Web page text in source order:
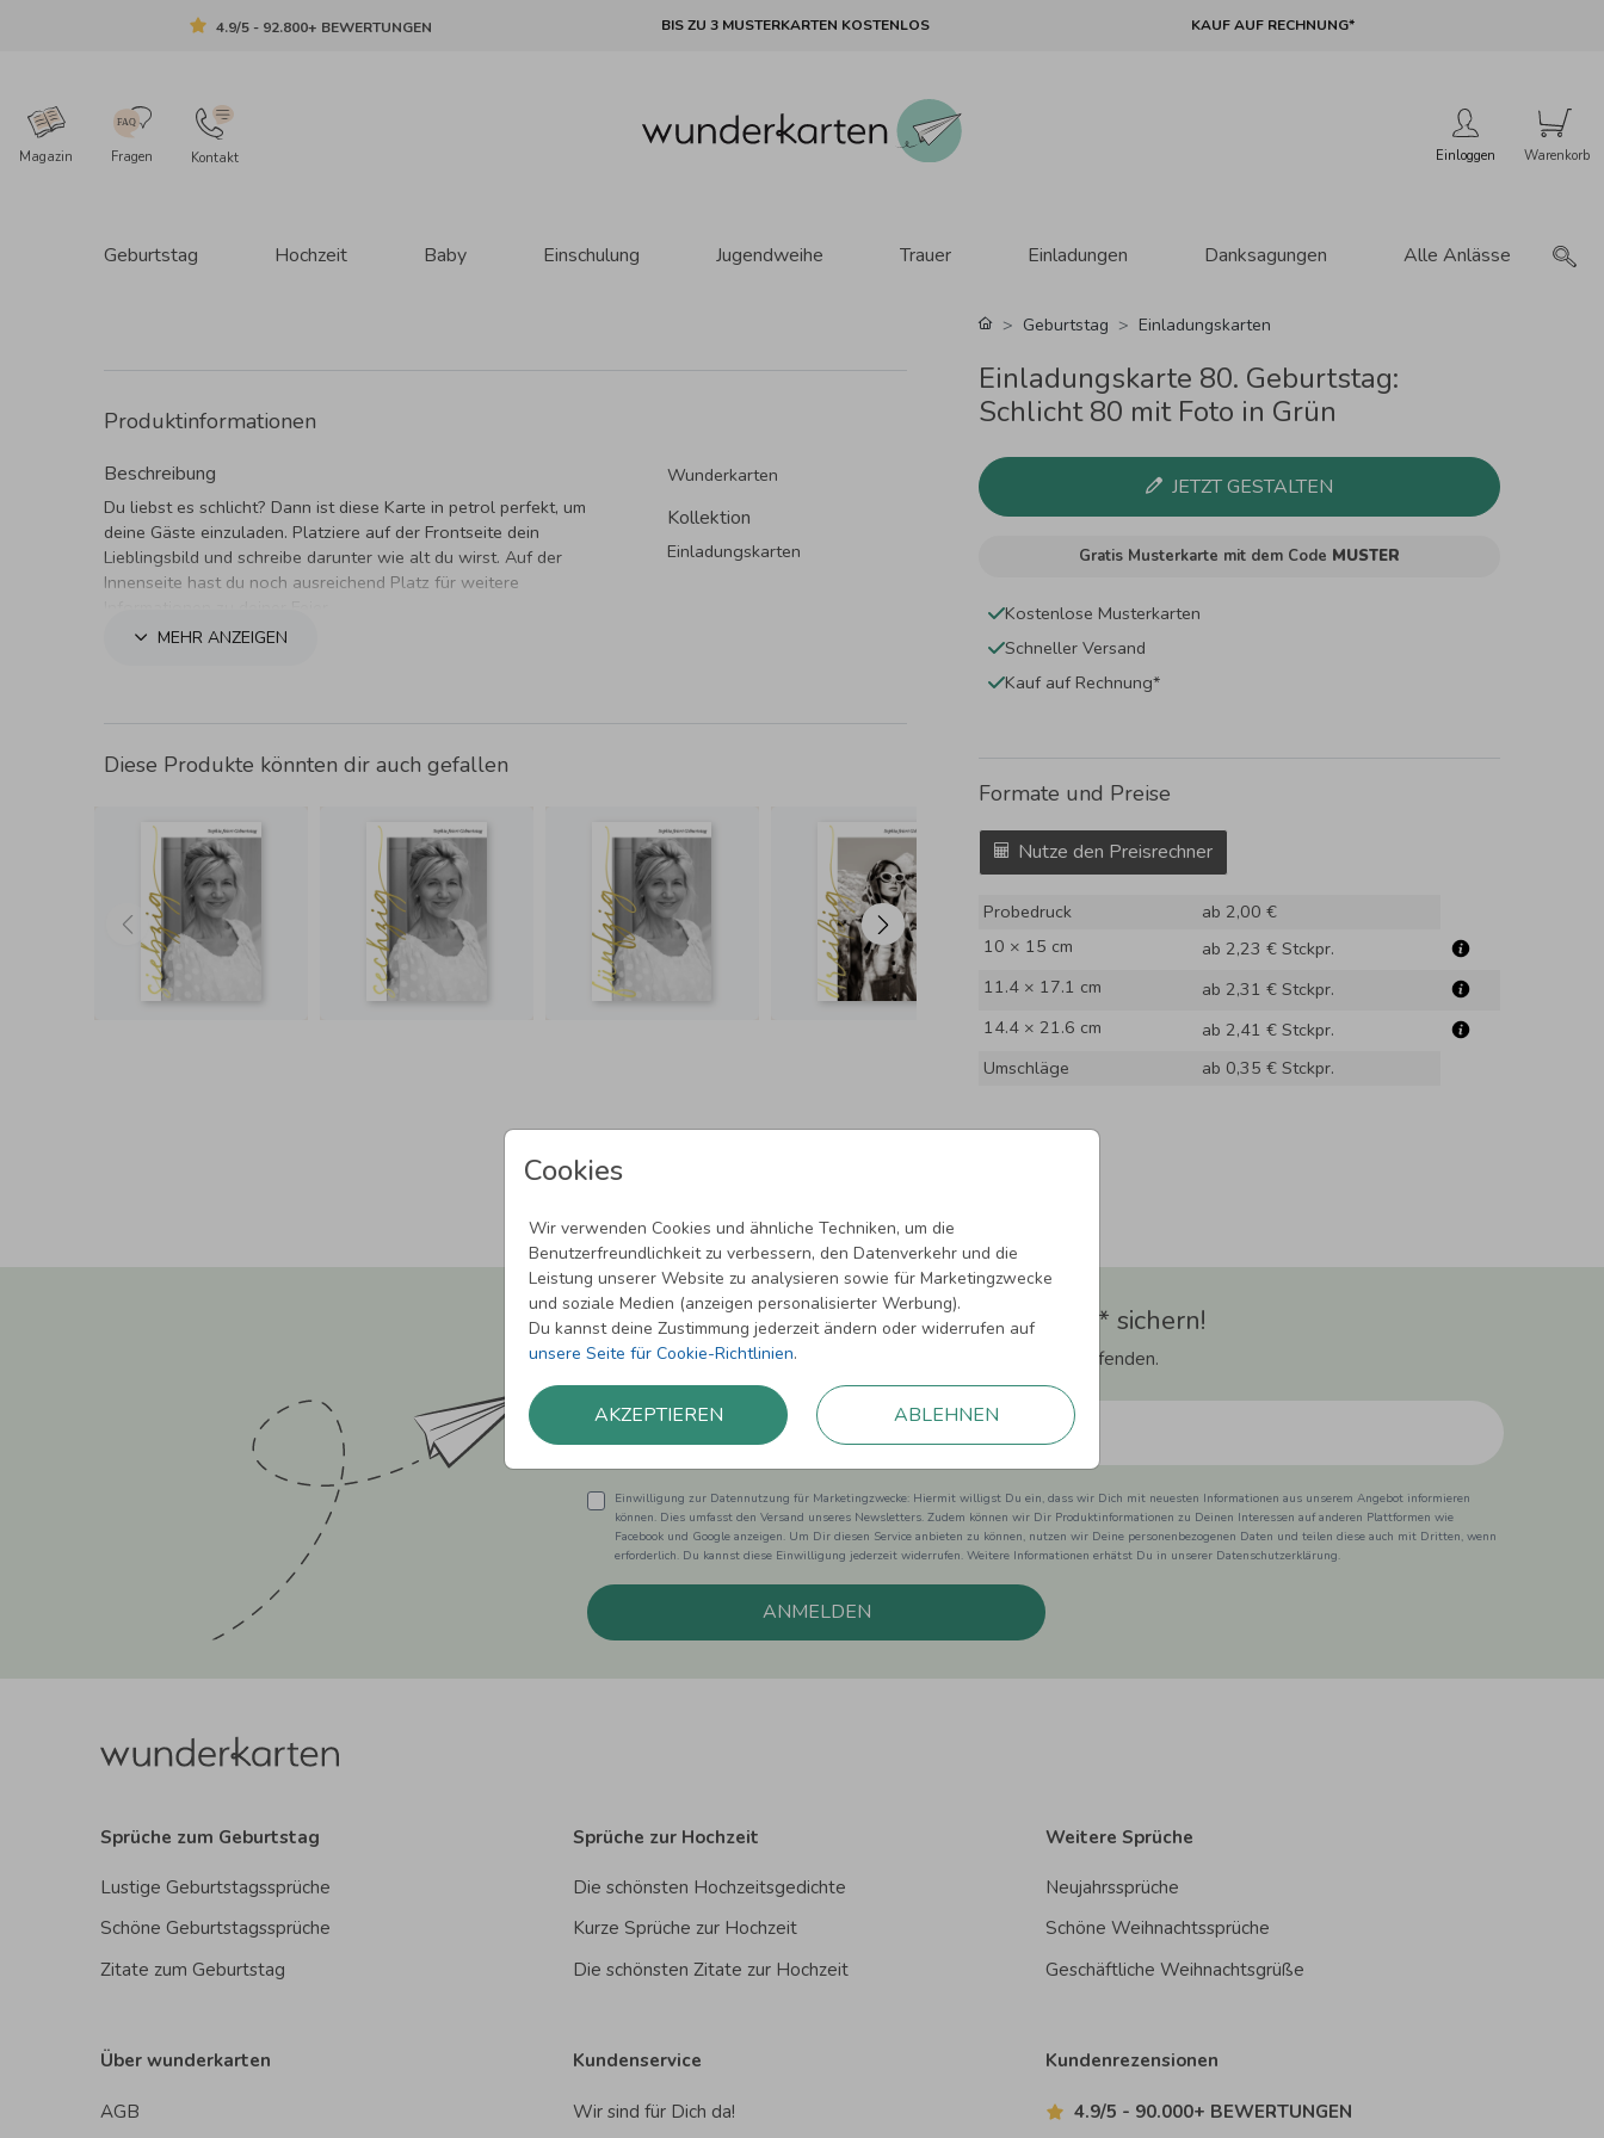
4.9/5 - 92.800+ BEWERTUNGEN BIS ZU 3 MUSTERKARTEN KOSTENLOS KAUF AUF RECHNUNG*
Magazin Fragen Kontakt Einloggen
Geburtstag Hochzeit Baby Einschulung Jugendweihe Trauer Einladungen Danksagungen Alle Anlässe
Cookies
Wir verwenden Cookies und ähnliche Techniken, um die
Benutzerfreundlichkeit zu verbessern, den Datenverkehr und die
Leistung unserer Website zu analysieren sowie für Marketingzwecke
und soziale Medien (anzeigen personalisierter Werbung).
Du kannst deine Zustimmung jederzeit ändern oder widerrufen auf
unsere Seite für Cookie-Richtlinien.
AKZEPTIEREN ABLEHNEN
Produktinformationen
Beschreibung
Du liebst es schlicht? Dann ist diese Karte in petrol perfekt, um
deine Gäste einzuladen. Platziere auf der Frontseite dein
Lieblingsbild und schreibe darunter wie alt du wirst. Auf der
Innenseite hast du noch ausreichend Platz für weitere
MEHR ANZEIGEN
Wunderkarten
Kollektion
Einladungskarten
Diese Produkte könnten dir auch gefallen
Geburtstag Einladungskarten
Einladungskarte 80. Geburtstag:
Schlicht 80 mit Foto in Grün
JETZT GESTALTEN
Gratis Musterkarte mit dem Code MUSTER
Kostenlose Musterkarten
Schneller Versand
Kauf auf Rechnung*
Formate und Preise
Nutze den Preisrechner
Probedruck
ab 2,00 €
10 × 15 cm
ab 2,23 € Stckpr.
11.4 × 17.1 cm
ab 2,31 € Stckpr.
14.4 × 21.6 cm
ab 2,41 € Stckpr.
Umschläge
ab 0,35 € Stckpr.
Newsletter abonnieren und 5,00 € Rabatt** sichern!
Melde Dich zu unserem Newsletter an und bleibe auf dem Laufenden.
Einwilligung zur Datennutzung für Marketingzwecke: Hiermit willigst Du ein, dass wir Dich mit neuesten Informationen aus unserem Angebot informieren
können. Dies umfasst den Versand unseres Newsletters. Zudem können wir Dir Produktinformationen zu Deinen Interessen auf anderen Plattformen wie
Facebook und Google anzeigen. Um Dir diesen Service anbieten zu können, nutzen wir Deine personenbezogenen Daten und teilen diese auch mit Dritten, wenn
erforderlich. Du kannst diese Einwilligung jederzeit widerrufen. Weitere Informationen erhätst Du in unserer Datenschutzerklärung.
ANMELDEN
Sprüche zum Geburtstag
Lustige Geburtstagssprüche
Schöne Geburtstagssprüche
Zitate zum Geburtstag
Sprüche zur Hochzeit
Die schönsten Hochzeitsgedichte
Kurze Sprüche zur Hochzeit
Die schönsten Zitate zur Hochzeit
Weitere Sprüche
Neujahrssprüche
Schöne Weihnachtssprüche
Geschäftliche Weihnachtsgrüße
Über wunderkarten
AGB
Kundenservice
Wir sind für Dich da!
Kundenrezensionen
4.9/5 - 90.000+ BEWERTUNGEN